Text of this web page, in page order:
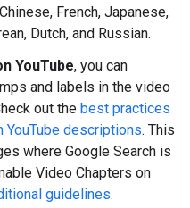
French, Japanese,
Dutch, and Russian.
YouTube, you can
and labels in the video
out the best practices
descriptions. This
where Google Search is
Video Chapters on
guidelines.